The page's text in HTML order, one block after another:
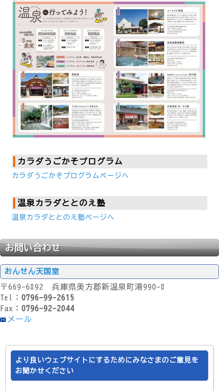
カラダうごかそプログラム
カラダうごかそプログラムページへ
温泉カラダととのえ塾
温泉カラダととのえ塾ページへ
お問い合わせ
おんせん天国室
〒669-6892 兵庫県美方郡新温泉町湯990-8
Tel： 0796-99-2615
Fax： 0796-92-2044
メール
より良いウェブサイトにするためにみなさまのご意見を
お聞かせください